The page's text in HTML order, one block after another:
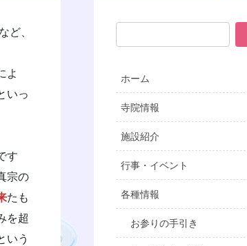
ど、
よ
いっ
す
宗の
たも
を超
いう
ホーム
寺院情報
施設紹介
行事・イベント
各種情報
お参りの手引き